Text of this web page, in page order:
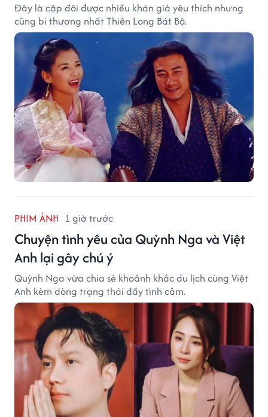
Đây là cặp đôi được nhiều khán giả yêu thích nhưng
cũng bi thương nhất Thiên Long Bát Bộ.
PHIM ẢNH 1 giờ trước
Chuyện tình yêu của Quỳnh Nga và Việt
Anh lại gây chú ý
Quỳnh Nga vừa chia sẻ khoảnh khắc du lịch cùng Việt
Anh kèm dòng trạng thái đầy tình cảm.